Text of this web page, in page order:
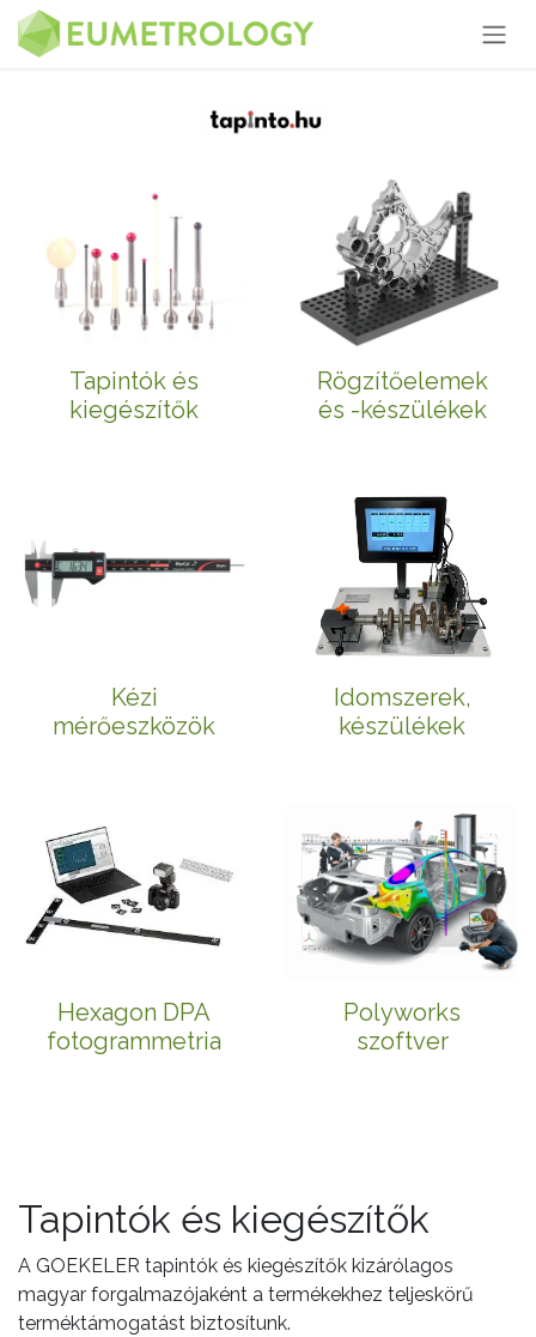
Kihagyás és továbblépés a tartalomhoz
Tapintók és
kiegészítők
Rögzítőelemek
és -készülékek
Kézi
mérőeszközök
Idomszerek,
készülékek
Hexagon DPA
fotogrammetria
Polyworks
szoftver
Tapintók és kiegészítők
A GOEKELER tapintók és kiegészítők kizárólagos
magyar forgalmazójaként a termékekhez teljeskörű
terméktámogatást biztosítunk.